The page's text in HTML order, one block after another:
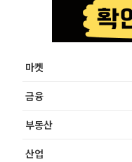
마켓
금융
부동산
산업